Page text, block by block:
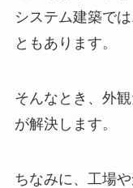
システム建築で
ともあります。
そんなとき、外
が解決します。
ちなみに、工場